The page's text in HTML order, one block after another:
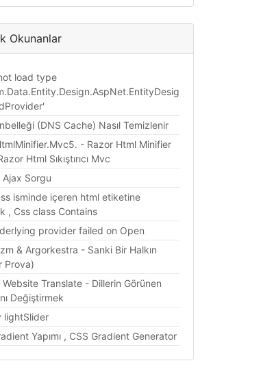
Okunanlar
load type
(DNS Cache) Nasıl Temizlenir
- Razor Html Minifier
Html Sıkıştırıcı Mvc
Sorgu
isminde içeren html etiketine
, Css class Contains
provider failed on Open
& Argorkestra - Sanki Bir Halkın
Prova)
Website Translate - Dillerin Görünen
Değiştirmek
lightSlider
Yapımı , CSS Gradient Generator